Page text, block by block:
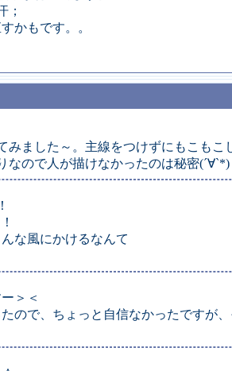
；
かもです。。
みました～。主線をつけずにもこもこ
なので人が描けなかったのは秘密(´∀`*)
な風にかけるなんて
＞＜
ので、ちょっと自信なかったですが